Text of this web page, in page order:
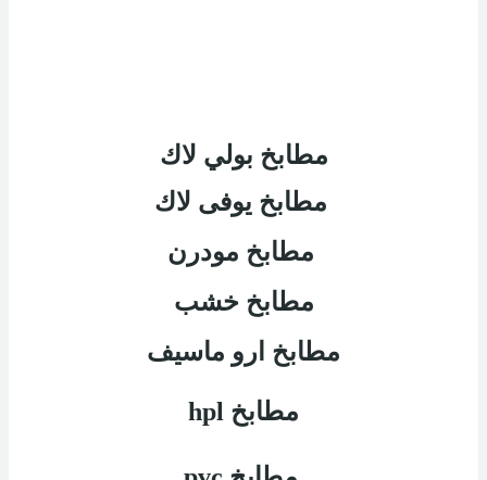
مطابخ بولي لاك
مطابخ يوفى لاك
مطابخ مودرن
مطابخ خشب
مطابخ ارو ماسيف
مطابخ hpl